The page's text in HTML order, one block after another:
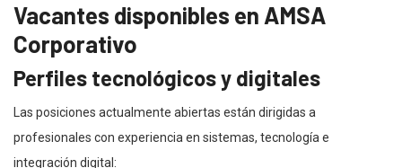
Vacantes disponibles en AMSA
Corporativo
Perfiles tecnológicos y digitales
Las posiciones actualmente abiertas están dirigidas a
profesionales con experiencia en sistemas, tecnología e
integración digital: